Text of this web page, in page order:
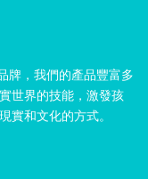
牌，我們的產品豐富多
世界的技能，激發孩
實和文化的方式。